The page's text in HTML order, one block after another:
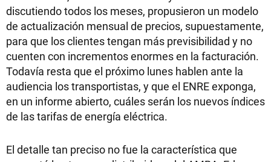
discutiendo todos los meses, propusieron un modelo
de actualización mensual de precios, supuestamente,
para que los clientes tengan más previsibilidad y no
cuenten con incrementos enormes en la facturación.
Todavía resta que el próximo lunes hablen ante la
audiencia los transportistas, y que el ENRE exponga,
en un informe abierto, cuáles serán los nuevos índices
de las tarifas de energía eléctrica.
El detalle tan preciso no fue la característica que